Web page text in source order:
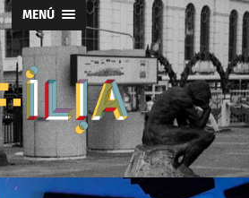
MENÚ
Blog
F-
ILIA